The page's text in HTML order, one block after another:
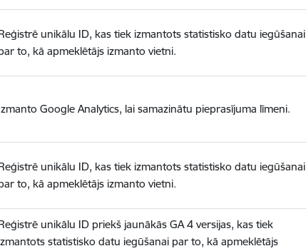
unikālu ID, kas tiek izmantots statistisko datu iegūšanai
to, kā apmeklētājs izmanto vietni.
Google Analytics, lai samazinātu pieprasījuma līmeni.
unikālu ID, kas tiek izmantots statistisko datu iegūšanai
to, kā apmeklētājs izmanto vietni.
unikālu ID priekš jaunākās GA 4 versijas, kas tiek
statistisko datu iegūšanai par to, kā apmeklētājs